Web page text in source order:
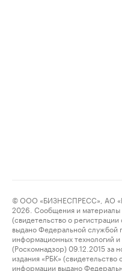
© ООО «БИЗНЕСПРЕСС», АО
2026. Сообщения и материалы
(свидетельство о
выдано Федеральной службой
информационных технологий
(Роскомнадзор) 09.12.2015
издания «РБК»
информации выдано